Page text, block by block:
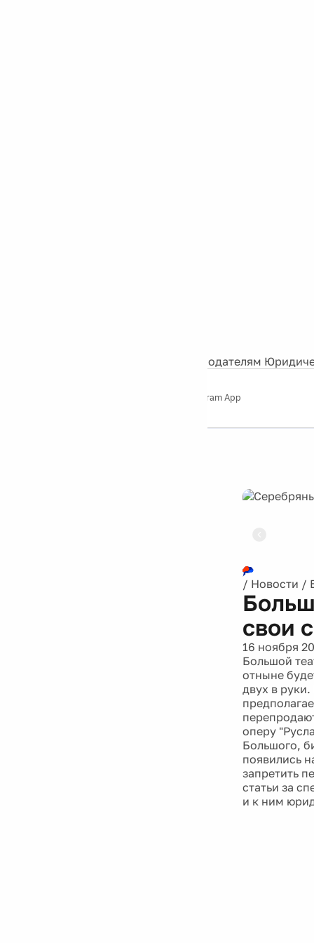
Рекламодателям
Telegram App
/ Новости /
свои
16 ноября
Большой
отныне
двух в
оперу
Большого,
появились
запретить
статьи за
и к ним